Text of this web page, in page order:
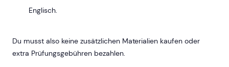
Englisch.
Du musst also keine zusätzlichen Materialien kaufen oder
extra Prüfungsgebühren bezahlen.